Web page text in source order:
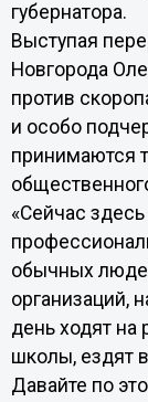
губернатора.
Выступая
Новгорода
против
и особо
принимаются
«Сейчас
обычных
организаций,
день ходят на
школы, ездят
Давайте по